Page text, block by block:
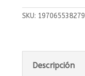
SKU: 197065538279
Descripción